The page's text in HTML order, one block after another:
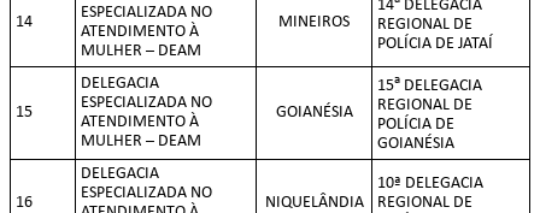
14
ESPECIALIZADA NO
ATENDIMENTO À
MULHER – DEAM
MINEIROS
14
DELEGACIA
REGIONAL DE
POLÍCIA DE JATAÍ
15
DELEGACIA
ESPECIALIZADA NO
ATENDIMENTO À
MULHER – DEAM
GOIANÉSIA
15a DELEGACIA
REGIONAL DE
POLÍCIA DE
GOIANÉSIA
16
DELEGACIA
ESPECIALIZADA NO
NIQUELÂNDIA
10ª DELEGACIA
REGIONAL DE